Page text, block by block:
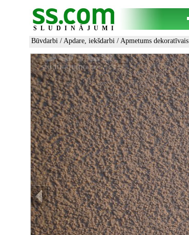
SLUDINĀJUMI
Būvdarbi / Apdare, iekšdarbi / Apmetums dekoratīvais